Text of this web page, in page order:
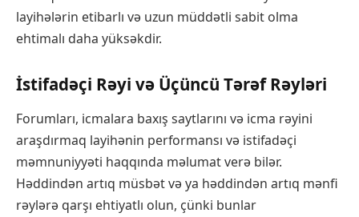
layihələrin etibarlı və uzun müddətli sabit olma
ehtimalı daha yüksəkdir.
İstifadəçi Rəyi və Üçüncü Tərəf Rəyləri
Forumları, icmalara baxış saytlarını və icma rəyini
araşdırmaq layihənin performansı və istifadəçi
məmnuniyyəti haqqında məlumat verə bilər.
Həddindən artıq müsbət və ya həddindən artıq mənfi
rəylərə qarşı ehtiyatlı olun, çünki bunlar